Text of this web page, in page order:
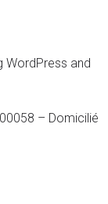
WordPress and
– Domicilié